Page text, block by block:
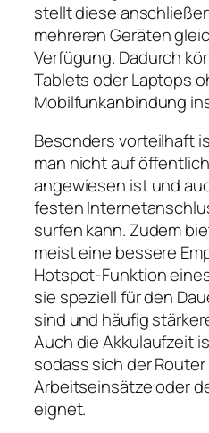
stellt diese
mehreren Geräten
Verfügung. Dadurch
Tablets oder Laptops
Mobilfunkanbindung
Besonders vorteilhaft
man nicht auf
angewiesen ist und
festen
surfen kann. Zudem
meist eine bessere
Hotspot‑Funktion
sie speziell für den
sind und häufig
Auch die Akkulaufzeit
sodass sich der
Arbeitseinsätze oder
eignet.